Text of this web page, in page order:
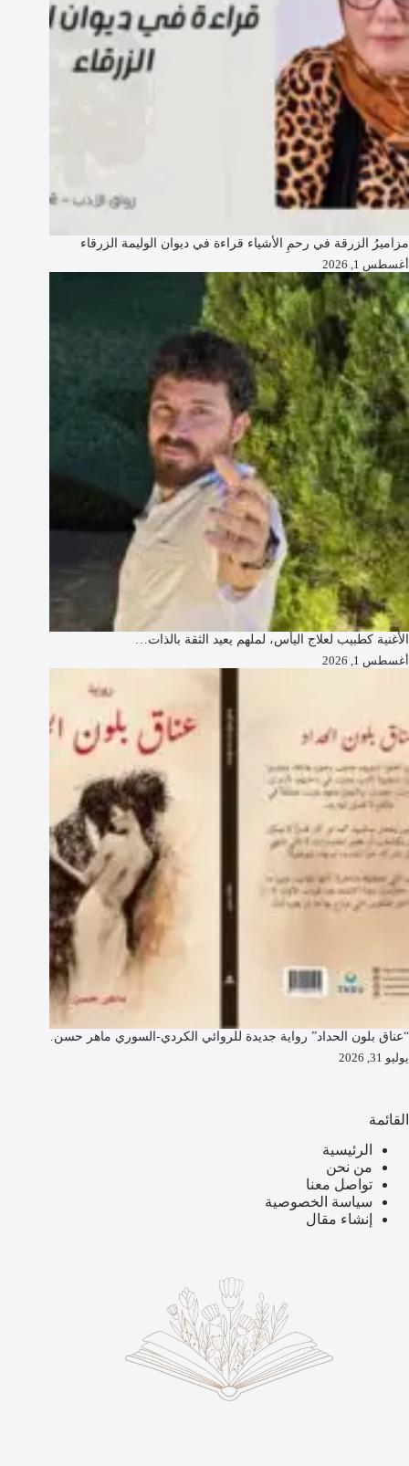
مزاميرُ الزرقة في رحمِ الأشياء قراءة في ديوان الوليمة الزرقاء
أغسطس 1, 2026
الأغنية كطبيب لعلاج اليأس، لملهم يعيد الثقة بالذات…
أغسطس 1, 2026
“عناق بلون الحداد” رواية جديدة للروائي الكردي-السوري ماهر حسن.
يوليو 31, 2026
القائمة
الرئيسية
من نحن
تواصل معنا
سياسة الخصوصية
إنشاء مقال